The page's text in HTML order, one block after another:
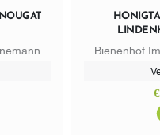
Bienenhof